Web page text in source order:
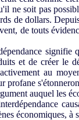
ne soit pas
de dollars.
de touts
signifie
et de créer le
au
profane
auquel les
économiques, à